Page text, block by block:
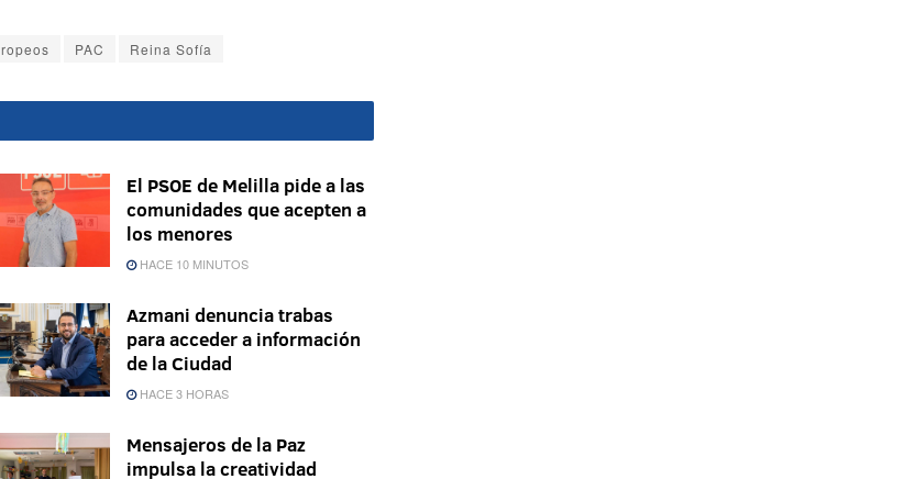
PAC Reina Sofía
El PSOE de Melilla pide a las
comunidades que acepten a
los menores
HACE 10 MINUTOS
Azmani denuncia trabas
para acceder a información
de la Ciudad
HACE 3 HORAS
Mensajeros de la Paz
impulsa la creatividad